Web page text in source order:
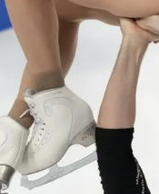
Curling
Dostihy
Florbal
Futsal
Golf